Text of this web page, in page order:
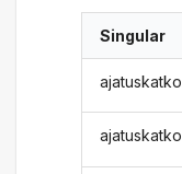
Singular
ajatuskatko
ajatuskatko